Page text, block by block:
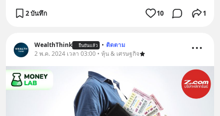
2 บันทึก 10 1
WealthThink ยืนยันแล้ว • ติดตาม
2 พ.ค. 2024 เวลา 03:00 • หุ้น & เศรษฐกิจ